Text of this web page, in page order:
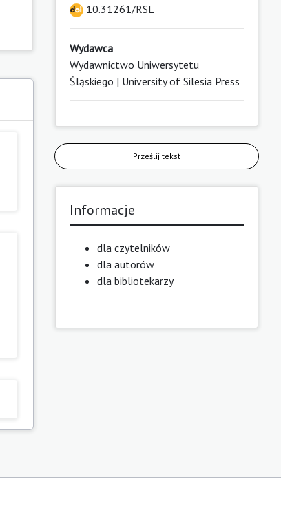
10.31261/RSL
Wydawca
Wydawnictwo Uniwersytetu
Śląskiego | University of Silesia Press
Prześlij tekst
Informacje
dla czytelników
dla autorów
dla bibliotekarzy